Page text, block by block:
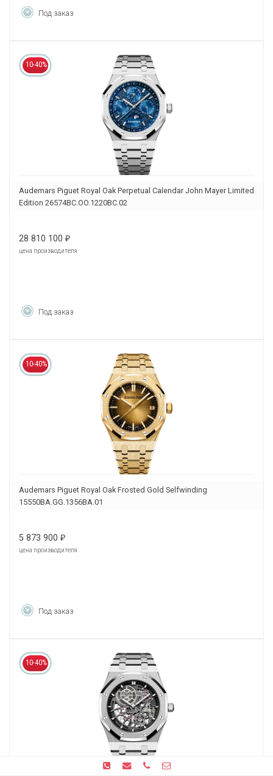
Под заказ
10-40%
Audemars Piguet Royal Oak Perpetual Calendar John Mayer Limited
Edition 26574BC.OO.1220BC.02
28 810 100 ₽
цена производителя
Под заказ
10-40%
Audemars Piguet Royal Oak Frosted Gold Selfwinding
15550BA.GG.1356BA.01
5 873 900 ₽
цена производителя
Под заказ
10-40%